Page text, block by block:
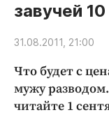
Статьи
Народные
Авто и
Криминал
завучей
31.08.2011, 21:00
Что будет с
мужу
читайте 1